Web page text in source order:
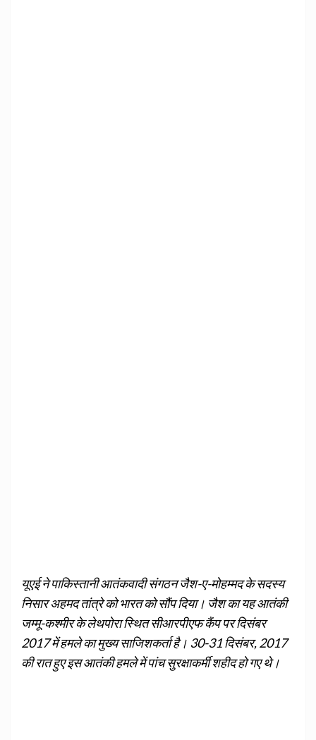
यूएई ने पाकिस्तानी आतंकवादी संगठन जैश-ए-मोहम्मद के सदस्य
निसार अहमद तांत्रे को भारत को सौंप दिया। जैश का यह आतंकी
जम्मू-कश्मीर के लेथपोरा स्थित सीआरपीएफ कैंप पर दिसंबर
2017 में हमले का मुख्य साजिशकर्ता है। 30-31 दिसंबर, 2017
की रात हुए इस आतंकी हमले में पांच सुरक्षाकर्मी शहीद हो गए थे।